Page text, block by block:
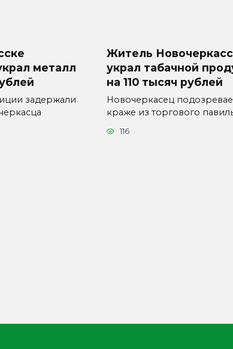
металл
задержали
Житель
украл табачной
на 110 тысяч рублей
Новочеркасец
краже из торгового
116